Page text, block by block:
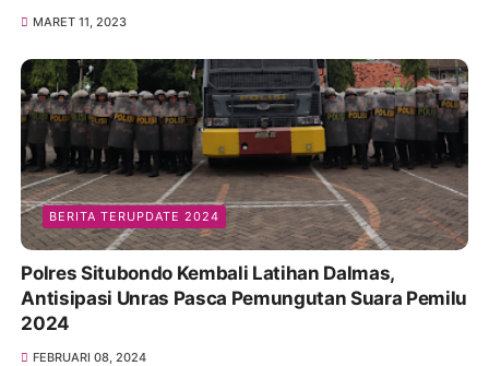
MARET 11, 2023
BERITA TERUPDATE 2024
Polres Situbondo Kembali Latihan Dalmas,
Antisipasi Unras Pasca Pemungutan Suara Pemilu
2024
FEBRUARI 08, 2024